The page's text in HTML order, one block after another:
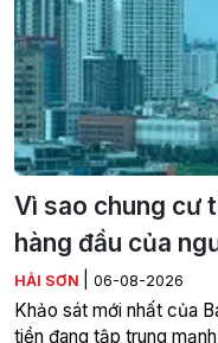
Vì sao chung cư
hàng đầu của
HẢI SƠN 06-08-2026
Khảo sát mới nhất của
tiền đang tập trung